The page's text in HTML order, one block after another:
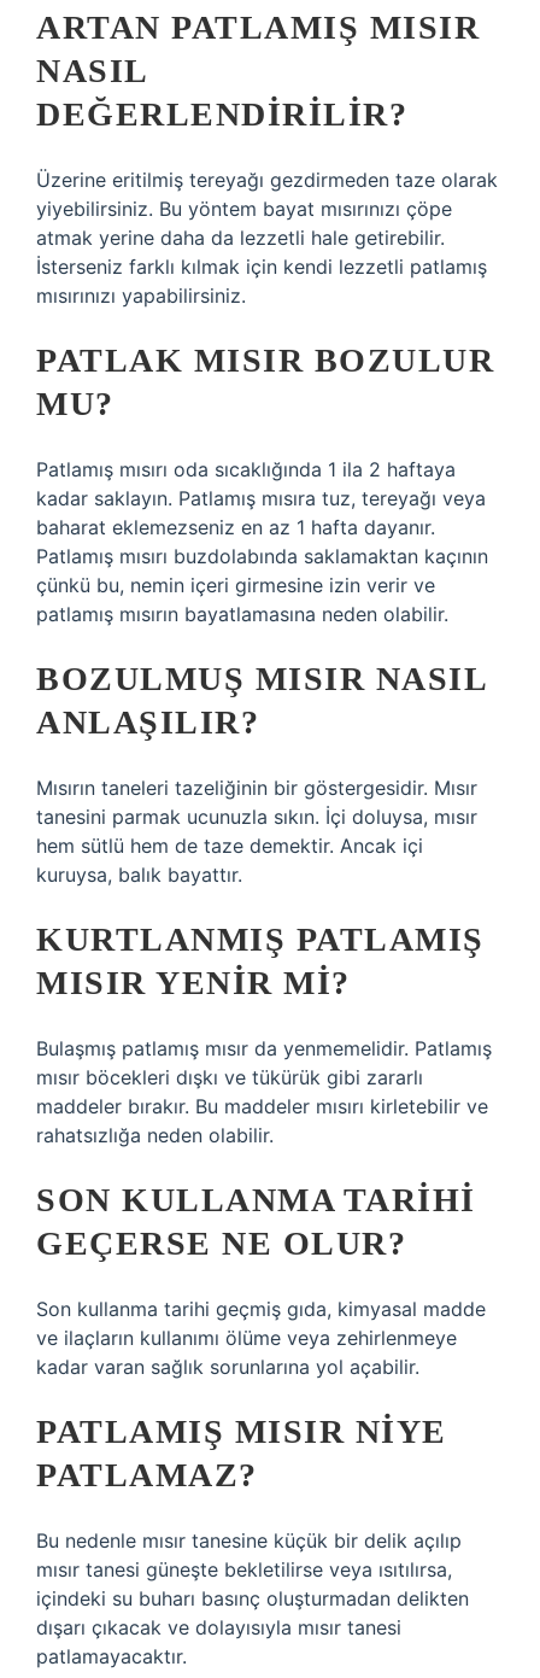
ARTAN PATLAMIŞ MISIR
NASIL
DEĞERLENDIRILIR?
Üzerine eritilmiş tereyağı gezdirmeden taze olarak
yiyebilirsiniz. Bu yöntem bayat mısırınızı çöpe
atmak yerine daha da lezzetli hale getirebilir.
İsterseniz farklı kılmak için kendi lezzetli patlamış
mısırınızı yapabilirsiniz.
PATLAK MISIR BOZULUR
MU?
Patlamış mısırı oda sıcaklığında 1 ila 2 haftaya
kadar saklayın. Patlamış mısıra tuz, tereyağı veya
baharat eklemezseniz en az 1 hafta dayanır.
Patlamış mısırı buzdolabında saklamaktan kaçının
çünkü bu, nemin içeri girmesine izin verir ve
patlamış mısırın bayatlamasına neden olabilir.
BOZULMUŞ MISIR NASIL
ANLAŞILIR?
Mısırın taneleri tazeliğinin bir göstergesidir. Mısır
tanesini parmak ucunuzla sıkın. İçi doluysa, mısır
hem sütlü hem de taze demektir. Ancak içi
kuruysa, balık bayattır.
KURTLANMIŞ PATLAMIŞ
MISIR YENIR MI?
Bulaşmış patlamış mısır da yenmemelidir. Patlamış
mısır böcekleri dışkı ve tükürük gibi zararlı
maddeler bırakır. Bu maddeler mısırı kirletebilir ve
rahatsızlığa neden olabilir.
SON KULLANMA TARIHI
GEÇERSE NE OLUR?
Son kullanma tarihi geçmiş gıda, kimyasal madde
ve ilaçların kullanımı ölüme veya zehirlenmeye
kadar varan sağlık sorunlarına yol açabilir.
PATLAMIŞ MISIR NIYE
PATLAMAZ?
Bu nedenle mısır tanesine küçük bir delik açılıp
mısır tanesi güneşte bekletilirse veya ısıtılırsa,
içindeki su buharı basınç oluşturmadan delikten
dışarı çıkacak ve dolayısıyla mısır tanesi
patlamayacaktır.